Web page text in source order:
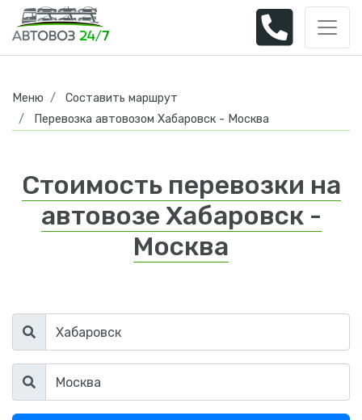
Меню
Составить маршрут
Перевозка автовозом Хабаровск - Москва
Стоимость перевозки на
автовозе Хабаровск -
Москва